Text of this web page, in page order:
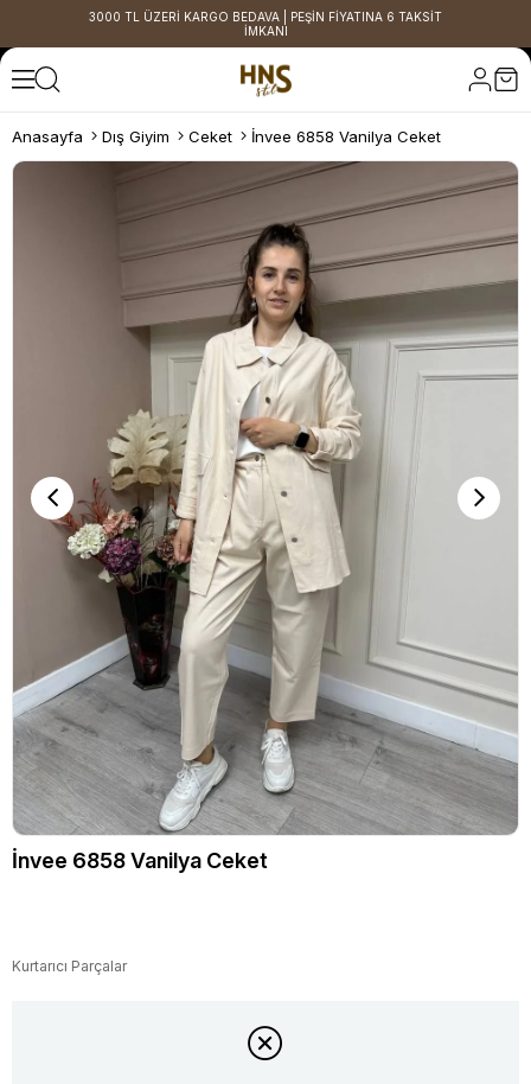
3000 TL ÜZERİ KARGO BEDAVA | PEŞİN FİYATINA 6 TAKSİT
İMKANI
Anasayfa Dış Giyim Ceket İnvee 6858 Vanilya Ceket
İnvee 6858 Vanilya Ceket
Kurtarıcı Parçalar